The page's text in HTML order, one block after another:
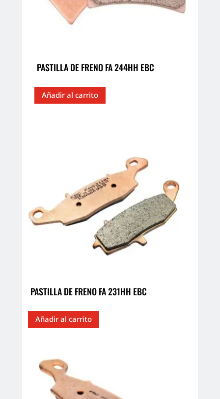
PASTILLA DE FRENO FA 244HH EBC
Añadir al carrito
PASTILLA DE FRENO FA 231HH EBC
Añadir al carrito